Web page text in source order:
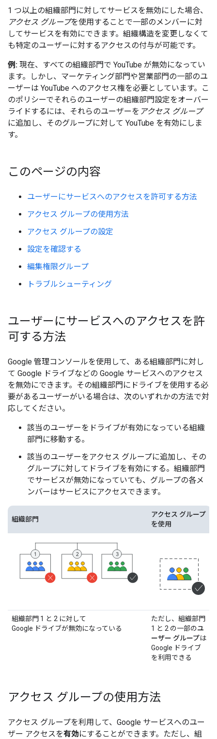
1 つ以上の組織部門に対してサービスを無効にした場合、
アクセス グループを使用することで一部のメンバーに対
してサービスを有効にできます。組織構造を変更しなくて
も特定のユーザーに対するアクセスの付与が可能です。
例: 現在、すべての組織部門で YouTube が無効になってい
ます。しかし、マーケティング部門や営業部門の一部のユ
ーザーは YouTube へのアクセス権を必要としています。こ
のポリシーでそれらのユーザーの組織部門設定をオーバー
ライドするには、それらのユーザーを アクセス グループ
に追加し、そのグループに対して YouTube を有効にしま
す。
このページの内容
ユーザーにサービスへのアクセスを許可する方法
アクセス グループの使用方法
アクセス グループの設定
設定を確認する
編集権限グループ
トラブルシューティング
ユーザーにサービスへのアクセスを許
可する方法
Google 管理コンソールを使用して、ある組織部門に対し
て Google ドライブなどの Google サービスへのアクセス
を無効にできます。その組織部門にドライブを使用する必
要があるユーザーがいる場合は、次のいずれかの方法で対
応してください。
該当のユーザーをドライブが有効になっている組織
部門に移動する。
該当のユーザーをアクセス グループに追加し、その
グループに対してドライブを有効にする。組織部門
でサービスが無効になっていても、グループの各メ
ンバーはサービスにアクセスできます。
組織部門
アクセス グループ
を使用
組織部門 1 と 2 に対して
Google ドライブが無効になっている
ただし、組織部門
1 と 2 の一部のユ
ーザー グループは
Google ドライブ
を利用できる
アクセス グループの使用方法
アクセス グループを利用して、Google サービスへのユー
ザー アクセスを有効にすることができます。ただし、組